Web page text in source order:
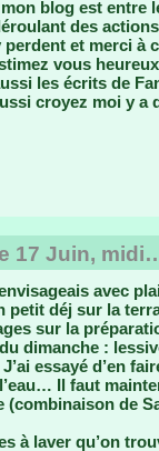
blog est entre
des
perdent et merci à
vous
les écrits de
croyez moi y a
17 Juin,
avec
petit déj sur la
sur la
dimanche :
essayé d’en
Il faut
(combinaison de
à laver qu’on